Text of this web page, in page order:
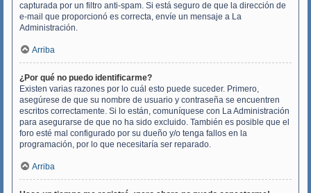
capturada por un filtro anti-spam. Si está seguro de que la dirección de
e-mail que proporcionó es correcta, envíe un mensaje a La
Administración.
Arriba
¿Por qué no puedo identificarme?
Existen varias razones por lo cuál esto puede suceder. Primero,
asegúrese de que su nombre de usuario y contraseña se encuentren
escritos correctamente. Si lo están, comuníquese con La Administración
para asegurarse de que no ha sido excluido. También es posible que el
foro esté mal configurado por su dueño y/o tenga fallos en la
programación, por lo que necesitaría ser reparado.
Arriba